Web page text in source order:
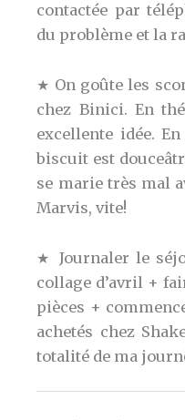
contactée par
du problème et la
★ On goûte les
chez Binici. En
excellente idée.
biscuit est
se marie très mal
Marvis, vite!
★ Journaler le
collage d’avril +
pièces +
achetés chez
totalité de ma